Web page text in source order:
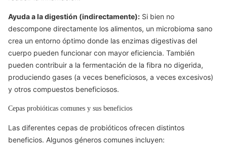
Ayuda a la digestión (indirectamente): Si bien no
descompone directamente los alimentos, un microbioma sano
crea un entorno óptimo donde las enzimas digestivas del
cuerpo pueden funcionar con mayor eficiencia. También
pueden contribuir a la fermentación de la fibra no digerida,
produciendo gases (a veces beneficiosos, a veces excesivos)
y otros compuestos beneficiosos.
Cepas probióticas comunes y sus beneficios
Las diferentes cepas de probióticos ofrecen distintos
beneficios. Algunos géneros comunes incluyen: